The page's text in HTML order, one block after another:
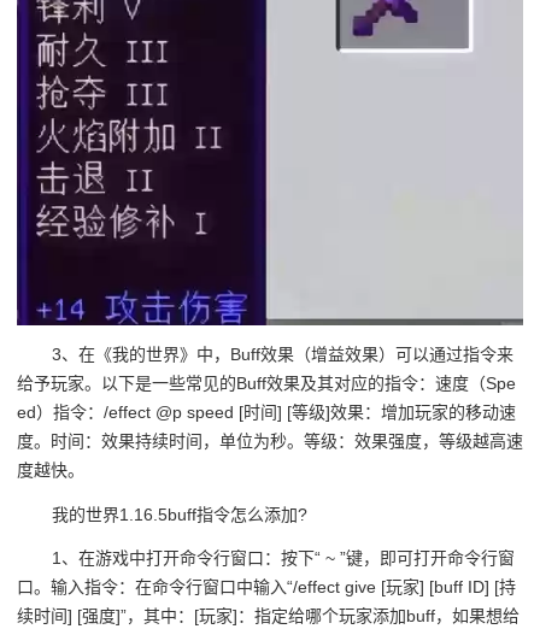
3、在《我的世界》中，Buff效果（增益效果）可以通过指令来
给予玩家。以下是一些常见的Buff效果及其对应的指令：速度（Spe
ed）指令：/effect @p speed [时间] [等级]效果：增加玩家的移动速
度。时间：效果持续时间，单位为秒。等级：效果强度，等级越高速
度越快。
我的世界1.16.5buff指令怎么添加?
1、在游戏中打开命令行窗口：按下“ ~ ”键，即可打开命令行窗
口。输入指令：在命令行窗口中输入“/effect give [玩家] [buff ID] [持
续时间] [强度]”，其中：[玩家]：指定给哪个玩家添加buff，如果想给